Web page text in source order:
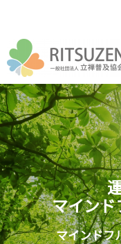
マインド
マインドフ